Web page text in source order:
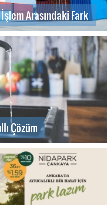
Arasındaki Fark
Çözüm